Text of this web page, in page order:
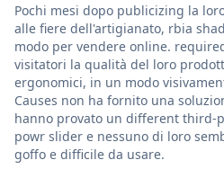
Pochi mesi dopo publicizing la
alle fiere dell'artigianato, rbia
modo per vendere online.
visitatori la qualità del loro
ergonomici, in un modo
Causes non ha fornito una
hanno provato un different third-
powr slider e nessuno di loro
goffo e difficile da usare.